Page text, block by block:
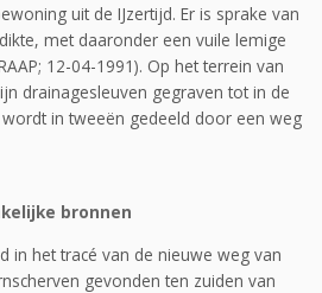
uit de IJzertijd. Er is sprake van
met daaronder een vuile lemige
12-04-1991). Op het terrein van
drainagesleuven gegraven tot in de
in tweeën gedeeld door een weg
bronnen
in het tracé van de nieuwe weg van
gevonden ten zuiden van